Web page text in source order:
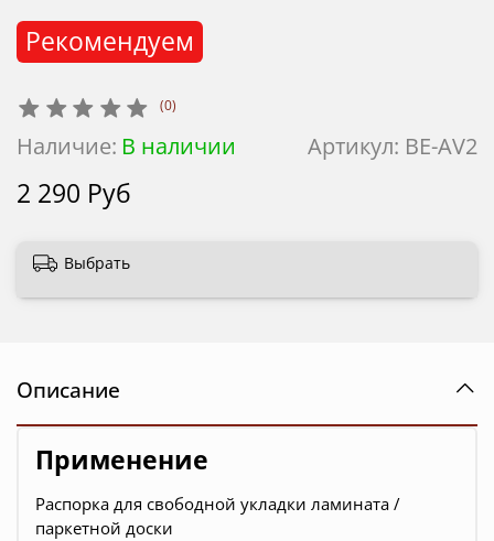
(0)
Артикул: BE-AV2
Наличие: В наличии
Рекомендуем
2 290 Руб
Выбрать
Описание
Применение
Распорка для свободной укладки ламината /
паркетной доски